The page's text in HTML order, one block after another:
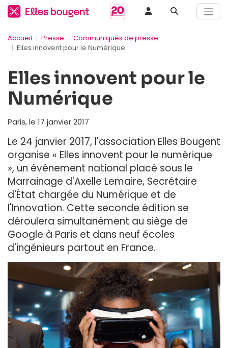
Accueil Presse
Communiqués de presse
Elles innovent pour le Numérique
Elles innovent pour le
Numérique
Paris, le 17 janvier 2017
Le 24 janvier 2017, l'association Elles Bougent
organise « Elles innovent pour le numérique
», un événement national placé sous le
Marrainage d'Axelle Lemaire, Secrétaire
d'État chargée du Numérique et de
l'Innovation. Cette seconde édition se
déroulera simultanément au siège de
Google à Paris et dans neuf écoles
d'ingénieurs partout en France.